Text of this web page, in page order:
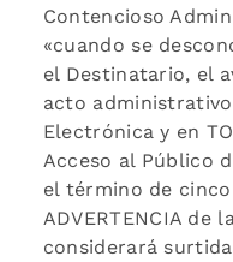
Contencioso
«cuando se
el Destinatario, el
acto
Electrónica y en
Acceso al Público
el término de
ADVERTENCIA de
considerará